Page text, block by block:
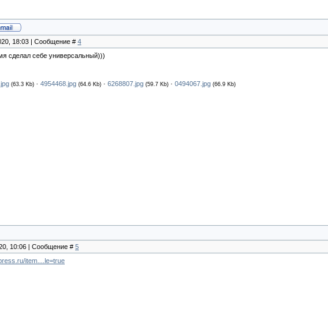
18:03 | Сообщение # 4
сделал себе универсальный)))
(63.3 Kb) · 4954468.jpg (64.6 Kb) · 6268807.jpg (59.7 Kb) · 0494067.jpg (66.9 Kb)
10:06 | Сообщение # 5
item....le=true